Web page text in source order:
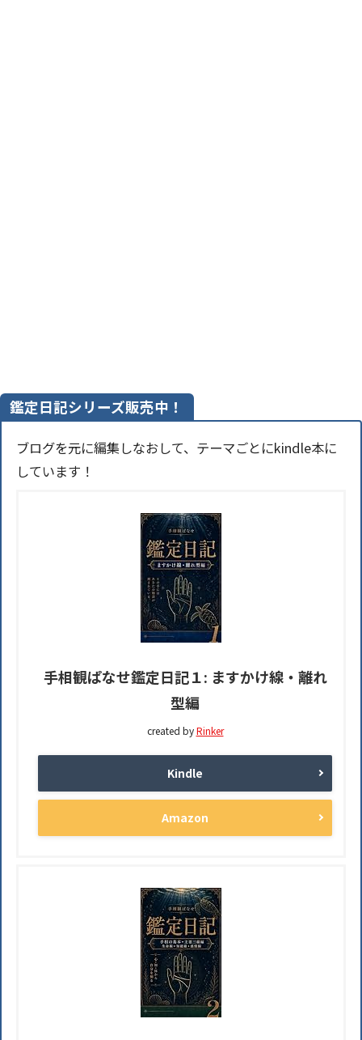
鑑定日記シリーズ販売中！
ブログを元に編集しなおして、テーマごとにkindle本に
しています！
手相観ぱなせ鑑定日記１: ますかけ線・離れ
型編
created byRinker
Kindle
Amazon